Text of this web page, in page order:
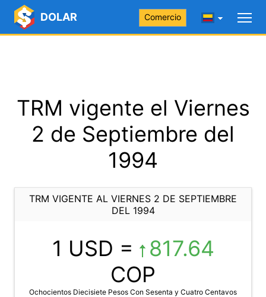
DOLAR Comercio
TRM vigente el Viernes
2 de Septiembre del
1994
TRM VIGENTE AL VIERNES 2 DE SEPTIEMBRE
DEL 1994
1 USD =
817.64
COP
Ochocientos Diecisiete Pesos Con Sesenta y Cuatro Centavos